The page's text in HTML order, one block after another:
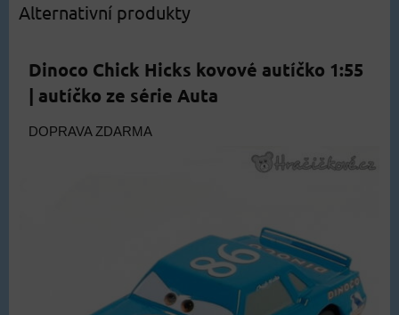
Alternativní produkty
Dinoco Chick Hicks kovové autíčko 1:55
| autíčko ze série Auta
DOPRAVA ZDARMA